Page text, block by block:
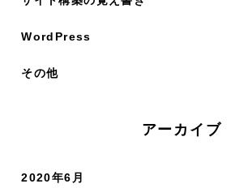
WordPress
その他
アーカイブ
2020年6月